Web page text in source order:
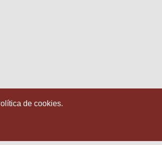
de cookies.